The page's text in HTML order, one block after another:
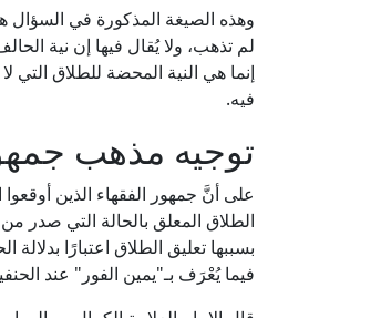
وهذه الصيغة المذكورة في السؤال
لم تذهب، ولا يُقال فيها إن نية
إنما هي النية المحضة للطلاق التي
فيه.
توجيه مذهب
على أنَّ جمهور الفقهاء الذين أوقعوا
الطلاق المعلق بالحالة التي صدر
بسببها تعليق الطلاق اعتبارًا
فيما يُعْرَف بـ"يمين الفور" عند